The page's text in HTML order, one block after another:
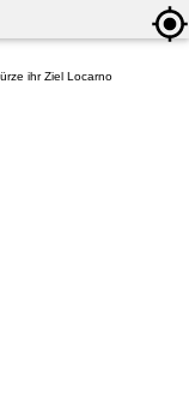
ihr Ziel Locarno